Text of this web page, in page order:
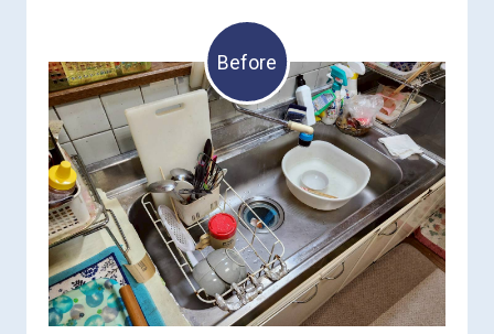
Before